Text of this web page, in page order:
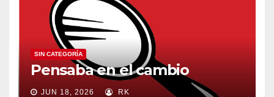
SIN CATEGORÍA
Pensaba en el cambio
JUN 18, 2026 RK